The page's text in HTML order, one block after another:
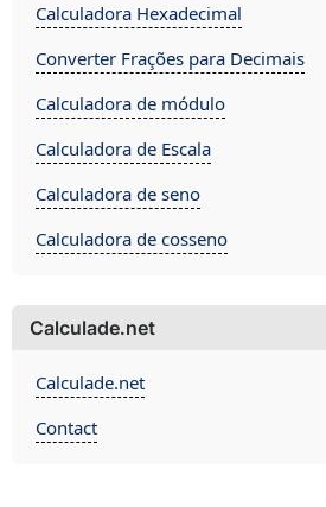
Calculadora Hexadecimal
Converter Frações para Decimais
Calculadora de módulo
Calculadora de Escala
Calculadora de seno
Calculadora de cosseno
Calculade.net
Calculade.net
Contact